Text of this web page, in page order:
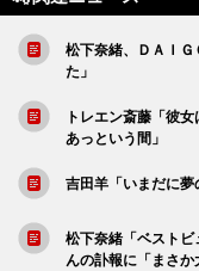
松下奈緒、ＤＡＩ
た」
トレエン斎藤「彼
あっという間」
吉田羊「いまだに
松下奈緒「ベスト
んの訃報に「まさ